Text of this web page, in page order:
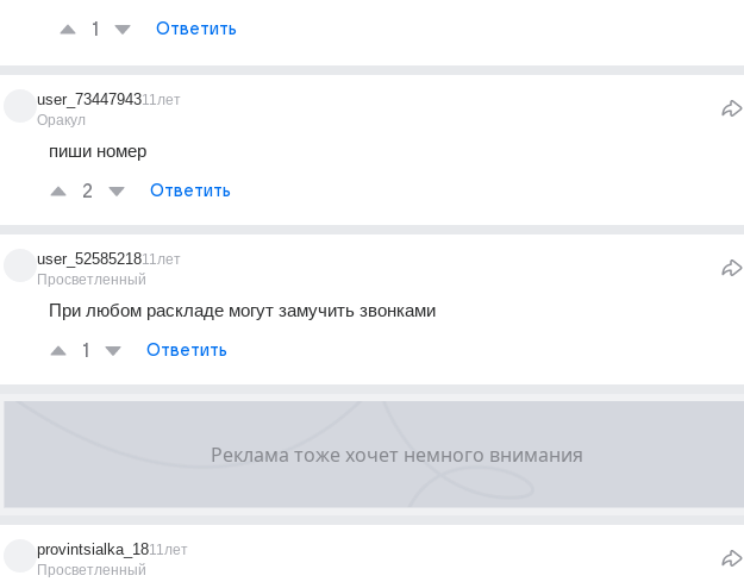
1 Ответить
user_73447943
Оракул
11лет
пиши номер
2 Ответить
user_52585218
Просветленный
11лет
При любом раскладе могут замучить звонками
1 Ответить
provintsialka_18
Просветленный
11лет